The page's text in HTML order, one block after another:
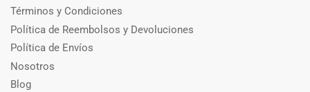
Términos y Condiciones
Política de Reembolsos y Devoluciones
Política de Envíos
Nosotros
Blog